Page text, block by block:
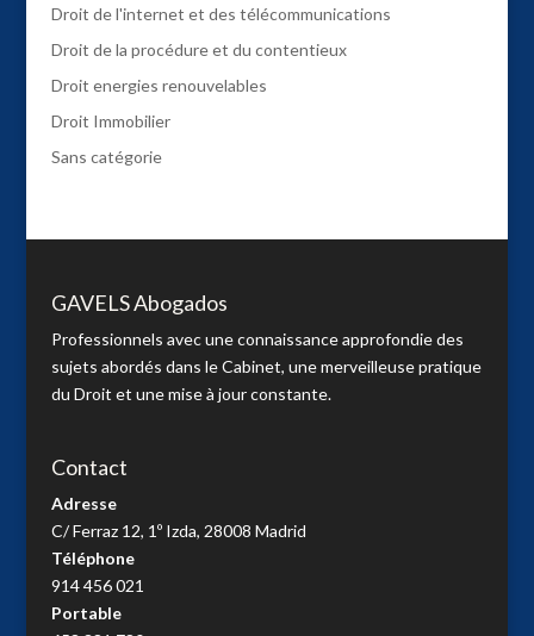
Droit de l'internet et des télécommunications
Droit de la procédure et du contentieux
Droit energies renouvelables
Droit Immobilier
Sans catégorie
GAVELS Abogados
Professionnels avec une connaissance approfondie des
sujets abordés dans le Cabinet, une merveilleuse pratique
du Droit et une mise à jour constante.
Contact
Adresse
C/ Ferraz 12, 1º Izda, 28008 Madrid
Téléphone
914 456 021
Portable